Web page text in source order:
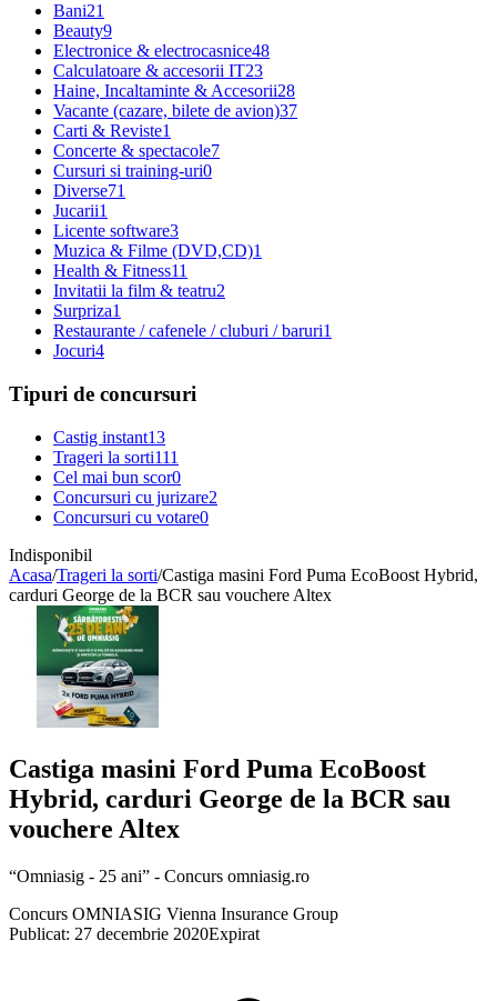
Bani21
Beauty9
Electronice & electrocasnice48
Calculatoare & accesorii IT23
Haine, Incaltaminte & Accesorii28
Vacante (cazare, bilete de avion)37
Carti & Reviste1
Concerte & spectacole7
Cursuri si training-uri0
Diverse71
Jucarii1
Licente software3
Muzica & Filme (DVD,CD)1
Health & Fitness11
Invitatii la film & teatru2
Surpriza1
Restaurante / cafenele / cluburi / baruri1
Jocuri4
Tipuri de concursuri
Castig instant13
Trageri la sorti111
Cel mai bun scor0
Concursuri cu jurizare2
Concursuri cu votare0
Indisponibil
Acasa/Trageri la sorti/Castiga masini Ford Puma EcoBoost Hybrid,
carduri George de la BCR sau vouchere Altex
Castiga masini Ford Puma EcoBoost
Hybrid, carduri George de la BCR sau
vouchere Altex
“Omniasig - 25 ani” - Concurs omniasig.ro
Concurs OMNIASIG Vienna Insurance Group
Publicat: 27 decembrie 2020Expirat